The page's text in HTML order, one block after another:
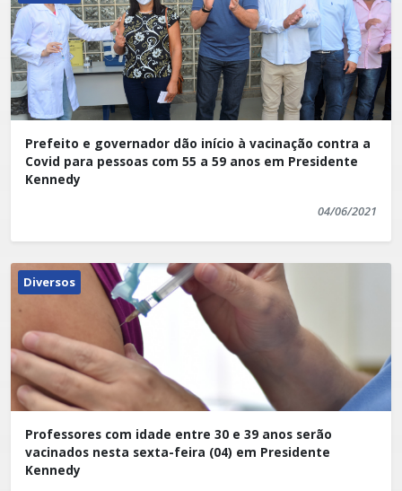
Prefeito e governador dão início à vacinação contra a
Covid para pessoas com 55 a 59 anos em Presidente
Kennedy
04/06/2021
Diversos
Professores com idade entre 30 e 39 anos serão
vacinados nesta sexta-feira (04) em Presidente
Kennedy